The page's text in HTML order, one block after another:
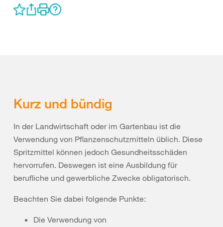
Kurz und bündig
In der Landwirtschaft oder im Gartenbau ist die
Verwendung von Pflanzenschutzmitteln üblich. Diese
Spritzmittel können jedoch Gesundheitsschäden
hervorrufen. Deswegen ist eine Ausbildung für
berufliche und gewerbliche Zwecke obligatorisch.
Beachten Sie dabei folgende Punkte:
Die Verwendung von